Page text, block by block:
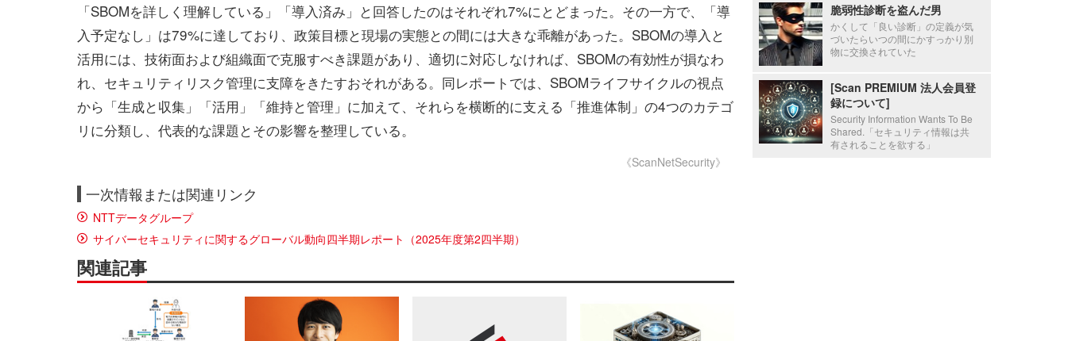
「SBOMを詳しく理解している」「導入済み」と回答したのはそれぞれ7%にとどまった。その一方で、「導
入予定なし」は79%に達しており、政策目標と現場の実態との間には大きな乖離があった。SBOMの導入と
活用には、技術面および組織面で克服すべき課題があり、適切に対応しなければ、SBOMの有効性が損なわ
れ、セキュリティリスク管理に支障をきたすおそれがある。同レポートでは、SBOMライフサイクルの視点
から「生成と収集」「活用」「維持と管理」に加えて、それらを横断的に支える「推進体制」の4つのカテゴ
リに分類し、代表的な課題とその影響を整理している。
《ScanNetSecurity》
一次情報または関連リンク
NTTデータグループ
サイバーセキュリティに関するグローバル動向四半期レポート（2025年度第2四半期）
関連記事
脆弱性診断を盗んだ男
かくして「良い診断」の定義が気
づいたらいつの間にかすっかり別
物に交換されていた
[Scan PREMIUM 法人会員登
録について]
Security Information Wants To Be
Shared.「セキュリティ情報は共
有されることを欲する」